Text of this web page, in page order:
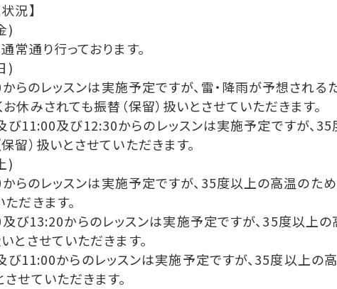
況】
)
常通り行っております。
)
からのレッスンは実施予定ですが、雷・降雨が予想される
お休みされても振替（保留）扱いとさせていただきます。
び11:00及び12:30からのレッスンは実施予定ですが、
留）扱いとさせていただきます。
)
らのレッスンは実施予定ですが、35度以上の高温のため
だきます。
び13:20からのレッスンは実施予定ですが、35度以上の
とさせていただきます。
び11:00からのレッスンは実施予定ですが、35度以上の
させていただきます。